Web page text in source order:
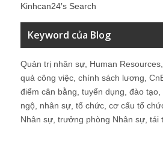
Kinhcan24′s Search
Keyword của Blog
Quản trị nhân sự, Human
quả công việc, chính sách lương,
điểm cân bằng, tuyển dụng, đào
ngộ, nhân sự, tổ chức, cơ cấu tổ
Nhân sự, trưởng phòng Nhân sự, tái